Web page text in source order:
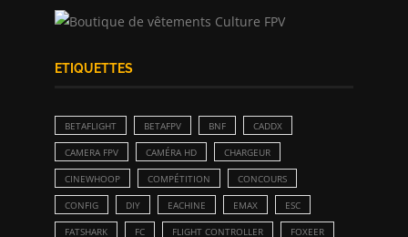
ETIQUETTES
BETAFLIGHT BETAFPV BNF CADDX
CAMERA FPV CAMÉRA HD CHARGEUR
CINEWHOOP COMPÉTITION CONCOURS
CONFIG DIY EACHINE EMAX ESC
FATSHARK FC FLIGHT CONTROLLER FOXEER